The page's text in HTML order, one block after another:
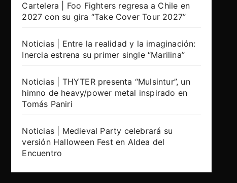
Cartelera | Foo Fighters regresa a Chile en
2027 con su gira “Take Cover Tour 2027”
Noticias | Entre la realidad y la imaginación:
Inercia estrena su primer single “Marilina”
Noticias | THYTER presenta “Mulsintur”, un
himno de heavy/power metal inspirado en
Tomás Paniri
Noticias | Medieval Party celebrará su
versión Halloween Fest en Aldea del
Encuentro